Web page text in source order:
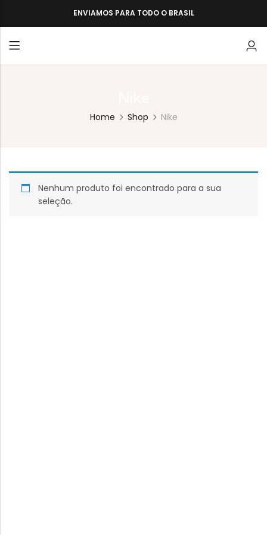
ENVIAMOS PARA TODO O BRASIL
Home Shop Nike
Nenhum produto foi encontrado para a sua
seleção.